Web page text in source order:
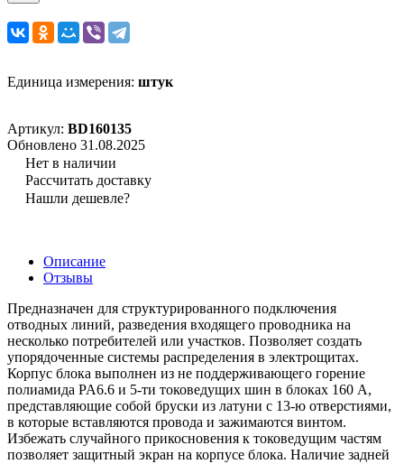
Единица измерения: штук
Артикул: BD160135
Обновлено 31.08.2025
Нет в наличии
Рассчитать доставку
Нашли дешевле?
Описание
Отзывы
Предназначен для структурированного подключения
отводных линий, разведения входящего проводника на
несколько потребителей или участков. Позволяет создать
упорядоченные системы распределения в электрощитах.
Корпус блока выполнен из не поддерживающего горение
полиамида PA6.6 и 5-ти токоведущих шин в блоках 160 А,
представляющие собой бруски из латуни с 13-ю отверстиями,
в которые вставляются провода и зажимаются винтом.
Избежать случайного прикосновения к токоведущим частям
позволяет защитный экран на корпусе блока. Наличие задней